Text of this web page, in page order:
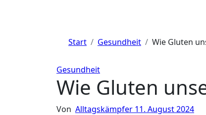
Start Gesundheit Wie Gluten
Gesundheit
Wie Gluten
Von Alltagskämpfer 11. August 2024